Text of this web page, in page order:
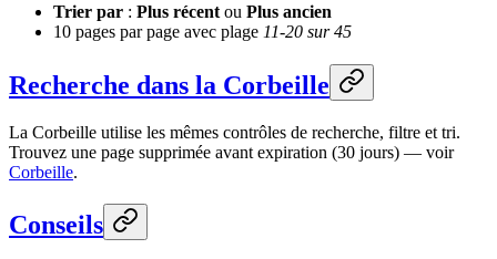
Trier par : Plus récent ou Plus ancien
10 pages par page avec plage 11-20 sur 45
Recherche dans la Corbeille
La Corbeille utilise les mêmes contrôles de recherche, filtre et tri.
Trouvez une page supprimée avant expiration (30 jours) — voir
Corbeille.
Conseils